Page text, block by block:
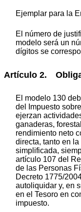
Ejemplar para la
El número de
modelo será un
dígitos se
Artículo 2.
El modelo 130
del Impuesto
ejerzan
ganaderas,
rendimiento neto
directa, tanto en
simplificada,
artículo 107 del
de las Personas
Decreto 1775/
autoliquidar y, en
en el Tesoro en
impuesto.